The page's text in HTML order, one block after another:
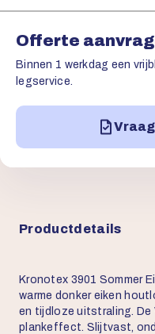
Offerte
Binnen 1 werkdag een
legservice.
Productdetails
Kronotex 3901 Sommer
warme donker eiken
en tijdloze uitstraling.
plankeffect. Slijtvast,